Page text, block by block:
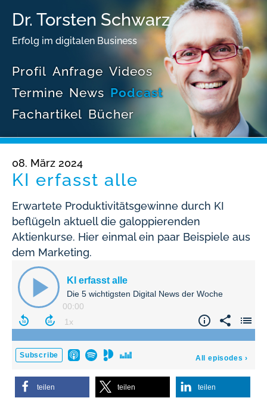
Dr. Torsten Schwarz
Erfolg im digitalen Business
Profil Anfrage Videos
Termine News Podcast
Fachartikel Bücher
08. März 2024
KI erfasst alle
Erwartete Produktivitätsgewinne durch KI
beflügeln aktuell die galoppierenden
Aktienkurse. Hier einmal ein paar Beispiele aus
dem Marketing.
teilen teilen teilen